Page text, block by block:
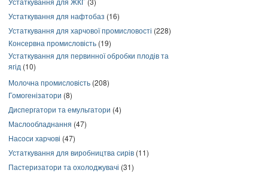
Устаткування для нафтобаз (16)
Устаткування для харчової промисловості (228)
Консервна промисловість (19)
Устаткування для первинної обробки плодів та
ягід (10)
Молочна промисловість (208)
Гомогенізатори (8)
Диспергатори та емульгатори (4)
Маслообладнання (47)
Насоси харчові (47)
Устаткування для виробництва сирів (11)
Пастеризатори та охолоджувачі (31)